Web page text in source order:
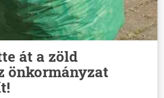
át a zöld
önkormányzat